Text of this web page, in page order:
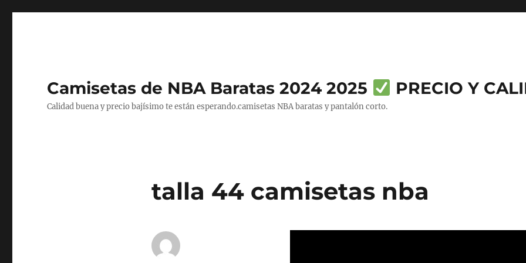
Camisetas de NBA Baratas 2024 2025 PRECIO Y
Calidad buena y precio bajísimo te están esperando.camisetas NBA baratas y pantalón corto.
talla 44 camisetas nba